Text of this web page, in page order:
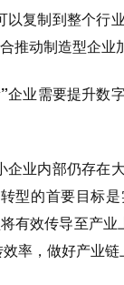
复制到整个行
推动制造型企业
业需要提升数
企业内部仍存在
型的首要目标
有效传导至产
率，做好产业链